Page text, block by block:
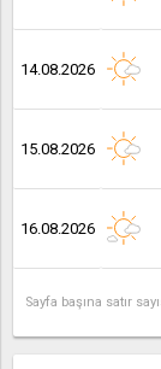
14.08.2026
15.08.2026
16.08.2026
Sayfa başına satır